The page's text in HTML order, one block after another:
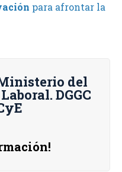
para afrontar la
del
DGGC